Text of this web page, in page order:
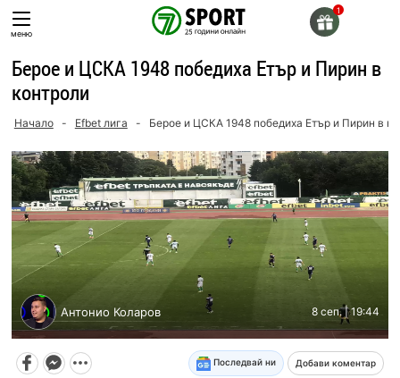
Skip
toменю
Берое и ЦСКА 1948 победиха Етър и Пирин в
контроли
Начало - Efbet лига - Берое и ЦСКА 1948 победиха Етър и Пирин в
Антонио Коларов 8 сеп. | 19:44
Последвай ни Добави коментар